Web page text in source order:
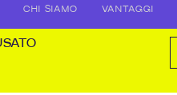
CHI SIAMO VANTAGGI